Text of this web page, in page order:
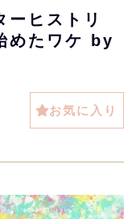
ーヒストリ
めたワケ by
お気に入り